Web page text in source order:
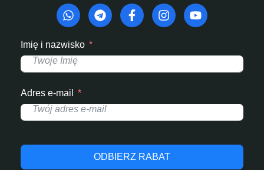
Imię i nazwisko
Adres e-mail
ODBIERZ RABAT